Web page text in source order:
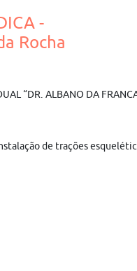
-
Rocha
“DR. ALBANO DA
de trações